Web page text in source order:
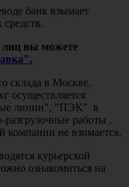
банк взымает
лиц вы можете
склада в Москве.
осуществляется
линии", "ПЭК" в
работы ,
компании не взимается.
курьерской
ознакомиться на